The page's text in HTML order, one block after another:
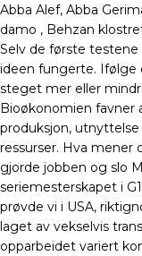
Abba Alef, Abba
damo , Behzan
Selv de første
ideen fungerte. Ifølge
steget mer eller
Bioøkonomien
produksjon,
ressurser. Hva mener
gjorde jobben og slo
seriemesterskapet i
prøvde vi i USA,
laget av vekselvis
opparbeidet variert